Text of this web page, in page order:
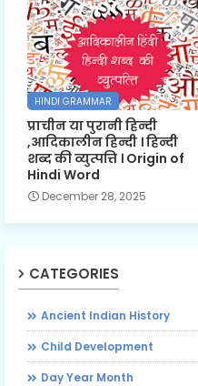
HINDI GRAMMAR
प्राचीन या पुरानी हिन्दी
,आदिकालीन हिन्दी । हिन्दी
शब्द की व्युत्पत्ति । Origin of
Hindi Word
December 28, 2025
CATEGORIES
Ancient Indian History
Child Development
Day Year Month